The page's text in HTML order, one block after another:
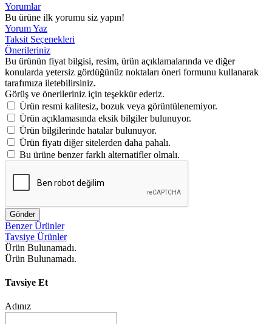
Yorumlar
Bu ürüne ilk yorumu siz yapın!
Yorum Yaz
Taksit Seçenekleri
Önerileriniz
Bu ürünün fiyat bilgisi, resim, ürün açıklamalarında ve diğer
konularda yetersiz gördüğünüz noktaları öneri formunu kullanarak
tarafımıza iletebilirsiniz.
Görüş ve önerileriniz için teşekkür ederiz.
Ürün resmi kalitesiz, bozuk veya görüntülenemiyor.
Ürün açıklamasında eksik bilgiler bulunuyor.
Ürün bilgilerinde hatalar bulunuyor.
Ürün fiyatı diğer sitelerden daha pahalı.
Bu ürüne benzer farklı alternatifler olmalı.
Gönder
Benzer Ürünler
Tavsiye Ürünler
Ürün Bulunamadı.
Ürün Bulunamadı.
Tavsiye Et
Adınız